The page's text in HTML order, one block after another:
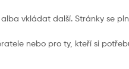
vkládat další. Stránky se
nebo pro ty, kteří si